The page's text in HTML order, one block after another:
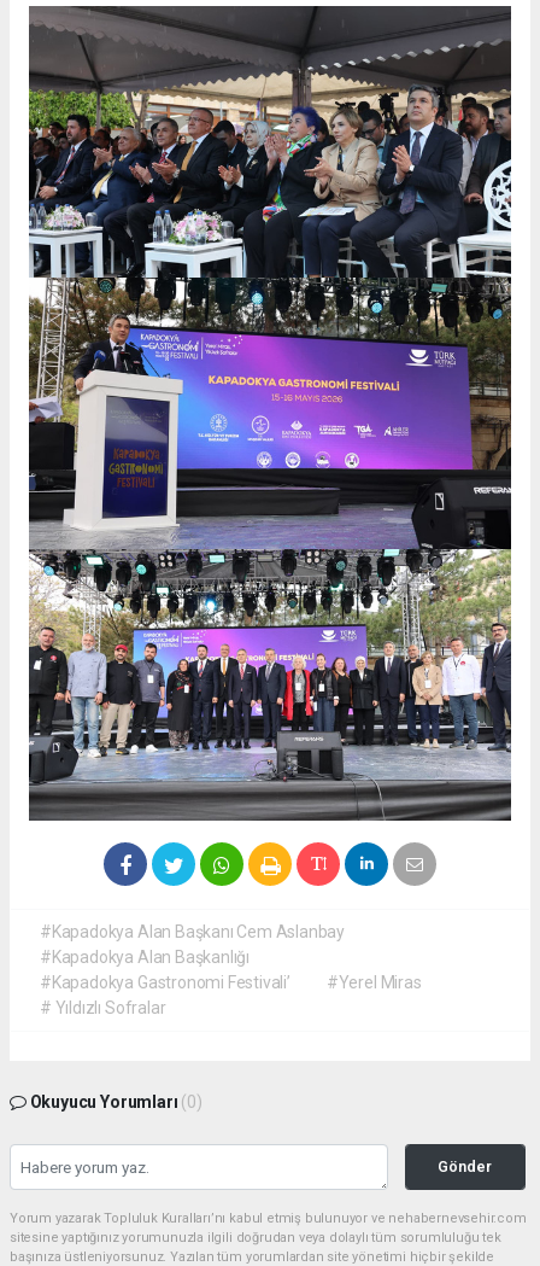
#Kapadokya Alan Başkanı Cem Aslanbay
#Kapadokya Alan Başkanlığı
#Kapadokya Gastronomi Festivali’
#Yerel Miras
# Yıldızlı Sofralar
Okuyucu Yorumları (0)
Gönder
Yorum yazarak Topluluk Kuralları’nı kabul etmiş bulunuyor ve nehabernevsehir.com
sitesine yaptığınız yorumunuzla ilgili doğrudan veya dolaylı tüm sorumluluğu tek
başınıza üstleniyorsunuz. Yazılan tüm yorumlardan site yönetimi hiçbir şekilde